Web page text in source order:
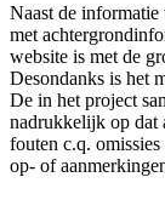
Naast de
met
website is met de
Desondanks is het
De in het project
nadrukkelijk op dat
fouten c.q.
op- of